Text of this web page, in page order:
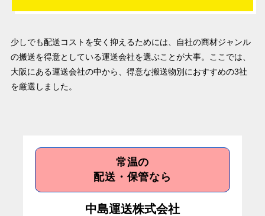
少しでも配送コストを安く抑えるためには、自社の商材ジャンル
の搬送を得意としている運送会社を選ぶことが大事。ここでは、
大阪にある運送会社の中から、得意な搬送物別におすすめの3社
を厳選しました。
常温の
配送・保管なら
中島運送株式会社